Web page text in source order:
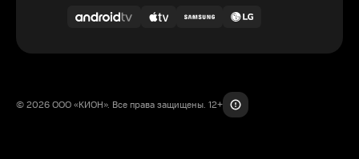
© 2026 ООО «КИОН». Все права защищены. 12+